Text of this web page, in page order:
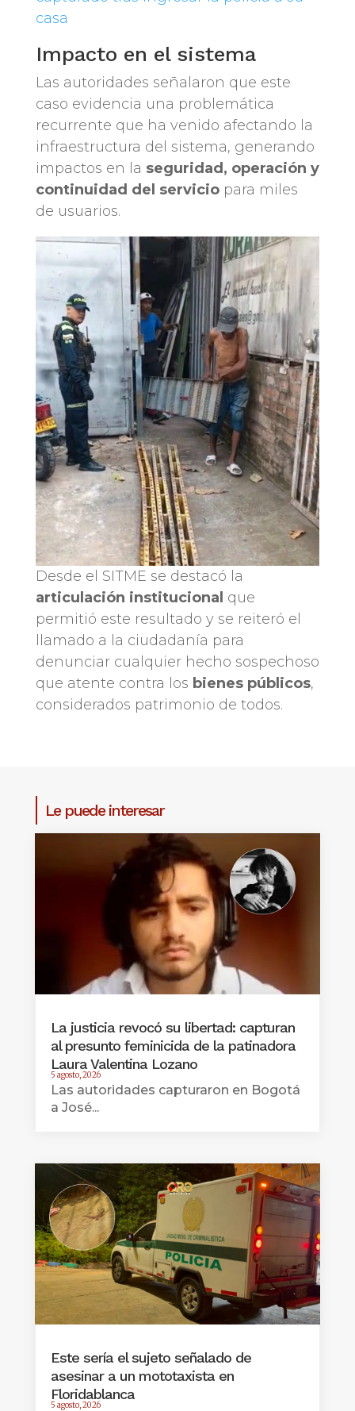
casa
Impacto en el sistema
Las autoridades señalaron que este
caso evidencia una problemática
recurrente que ha venido afectando la
infraestructura del sistema, generando
impactos en la seguridad, operación y
continuidad del serviciopara miles
de usuarios.
Desde el SITME se destacó la
articulación institucional que
permitió este resultado y se reiteró el
llamado a la ciudadanía para
denunciar cualquier hecho sospechoso
que atente contra los bienes públicos,
considerados patrimonio de todos.
Le puede interesar
La justicia revocó su libertad: capturan
al presunto feminicida de la patinadora
Laura Valentina Lozano
5 agosto, 2026
Las autoridades capturaron en Bogotá
a José...
Este sería el sujeto señalado de
asesinar a un mototaxista en
Floridablanca
5 agosto, 2026